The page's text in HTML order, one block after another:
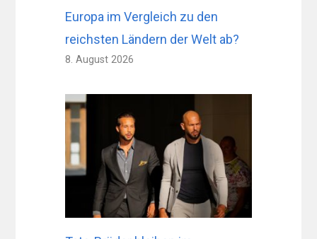
Europa im Vergleich zu den
reichsten Ländern der Welt ab?
8. August 2026